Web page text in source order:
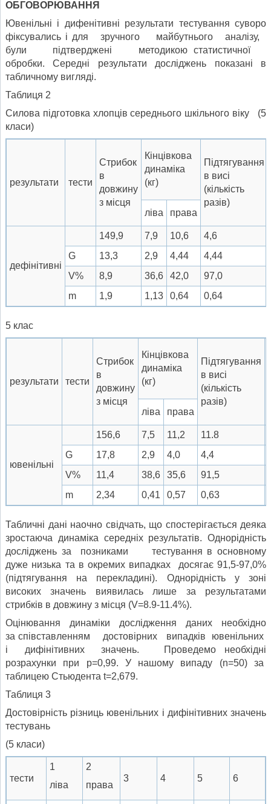
ОБГОВОРЮВАННЯ
Ювенільні і дифенітивні результати тестування суворо
фіксувались і для зручного майбутнього аналізу,
були підтверджені методикою статистичної
обробки. Середні результати досліджень показані в
табличному вигляді.
Таблиця 2
Силова підготовка хлопців середнього шкільного віку (5
класи)
результати тести
Стрибок
в
довжину
з місця
Кінцівкова
динаміка
(кг)
Підтягування
в висі
(кількість
разів)
ліва
права
дефінітивні
149,9 7,9 10,6
4,6
G
13,3 2,9 4,44
4,44
V%
8,9 36,6 42,0
97,0
m
1,9 1,13 0,64 0,64
5 клас
результати тести
Стрибок
в
довжину
з місця
Кінцівкова
динаміка
(кг)
Підтягування
в висі
(кількість
разів)
ліва
права
ювенільні
156,6 7,5 11,2 11.8
G
17,8 2,9 4,0 4,4
V%
11,4 38,6 35,6 91,5
m
2,34 0,41 0,57 0,63
Табличні дані наочно свідчать, що спостерігається деяка
зростаюча динаміка середніх результатів. Однорідність
досліджень за позниками тестування в основному
дуже низька та в окремих випадках досягає 91,5-97,0%
(підтягування на перекладині). Однорідність у зоні
високих значень виявилась лише за результатами
стрибків в довжину з місця (V=8.9-11.4%).
Оцінювання динаміки дослідження даних необхідно
за співставленням достовірних випадків ювенільних
і дифінітивних значень. Проведемо необхідні
розрахунки при р=0,99. У нашому випаду (n=50) за
таблицею Стьюдента t=2,679.
Таблиця 3
Достовірність різниць ювенільних і дифінітивних значень
тестувань
(5 класи)
тести
1
ліва
2
права
3 4 5 6